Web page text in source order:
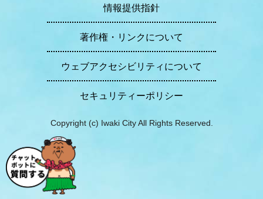
情報提供指針
著作権・リンクについて
ウェブアクセシビリティについて
セキュリティーポリシー
Copyright (c) Iwaki City All Rights Reserved.